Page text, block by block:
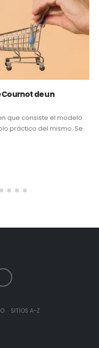
de un
que consiste el modelo
práctico del mismo. Se
SITIOS A-Z